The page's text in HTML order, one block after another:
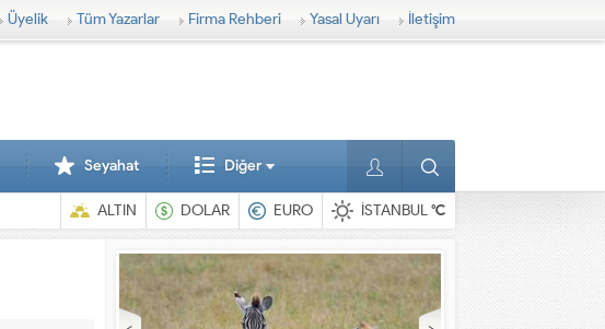
Üyelik Tüm Yazarlar Firma Rehberi Yasal Uyarı İletişim
Seyahat Diğer
ALTIN DOLAR EURO İSTANBUL°C